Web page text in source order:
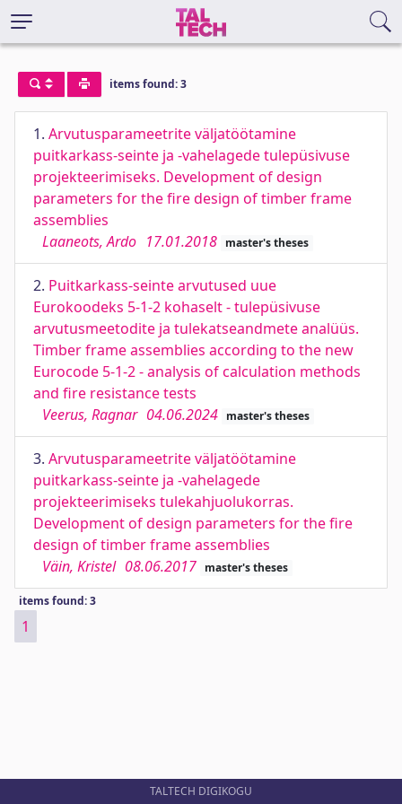
items found: 3
1. Arvutusparameetrite väljatöötamine
puitkarkass-seinte ja -vahelagede tulepüsivuse
projekteerimiseks. Development of design
parameters for the fire design of timber frame
assemblies
Laaneots, Ardo 17.01.2018 master's theses
2. Puitkarkass-seinte arvutused uue
Eurokoodeks 5-1-2 kohaselt - tulepüsivuse
arvutusmeetodite ja tulekatseandmete analüüs.
Timber frame assemblies according to the new
Eurocode 5-1-2 - analysis of calculation methods
and fire resistance tests
Veerus, Ragnar 04.06.2024 master's theses
3. Arvutusparameetrite väljatöötamine
puitkarkass-seinte ja -vahelagede
projekteerimiseks tulekahjuolukorras.
Development of design parameters for the fire
design of timber frame assemblies
Väin, Kristel 08.06.2017 master's theses
items found: 3
1
TALTECH DIGIKOGU